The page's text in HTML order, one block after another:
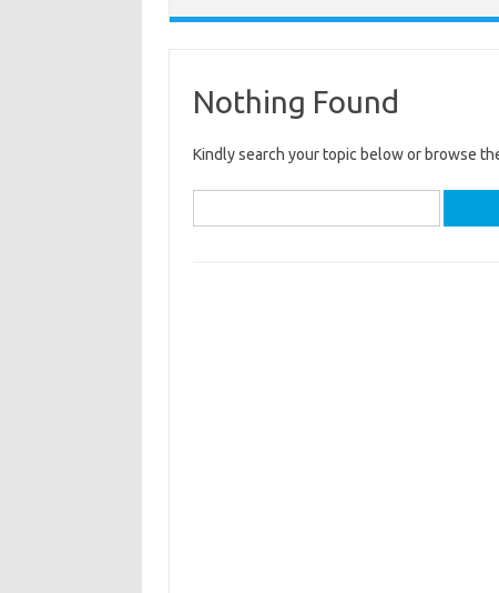
Nothing Found
Kindly search your topic below or browse
untuk: